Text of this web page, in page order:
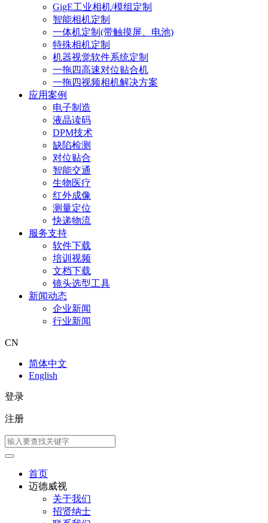
GigE工业相机/模组定制
智能相机定制
一体机定制(带触摸屏、电池)
特殊相机定制
机器视觉软件系统定制
一拖四高速对位贴合机
一拖四视频相机解决方案
应用案例
电子制造
液晶读码
DPM技术
缺陷检测
对位贴合
智能交通
生物医疗
红外成像
测量定位
快递物流
服务支持
软件下载
培训视频
文档下载
镜头选型工具
新闻动态
企业新闻
行业新闻
CN
简体中文
English
登录
注册
首页
迈德威视
关于我们
招贤纳士